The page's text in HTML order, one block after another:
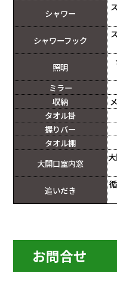
シャワー
シャワーフック
照明
ミラー
収納
タオル掛
握りバー
タオル棚
大開口室内窓
追いだき
お問合せ